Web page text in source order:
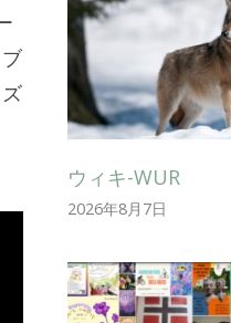
ウィキ-WUR
2026年8月7日